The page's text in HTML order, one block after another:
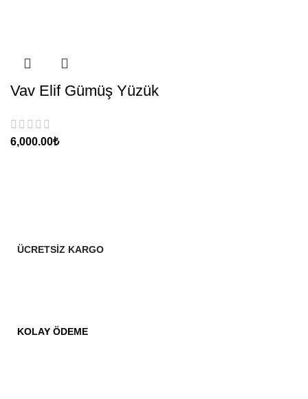
Vav Elif Gümüş Yüzük
6,000.00₺
ÜCRETSİZ KARGO
KOLAY ÖDEME